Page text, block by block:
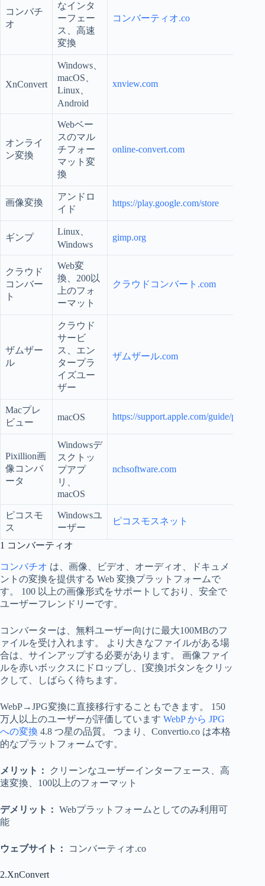
コンバチ
オ
なインタ
ーフェー
ス、高速
変換
コンバーティオ.co
XnConvert
Windows、
macOS、
Linux、
Android
xnview.com
オンライ
ン変換
Webベー
スのマル
チフォー
マット変
換
online-convert.com
画像変換
アンドロ
イド
https://play.google.com/store
ギンプ
Linux、
Windows
gimp.org
クラウド
コンバー
ト
Web変
換、200以
上のフォ
ーマット
クラウドコンバート.com
ザムザー
ル
クラウド
サービ
ス、エン
タープラ
イズユー
ザー
ザムザール.com
Macプレ
ビュー
macOS https://support.apple.com/guide/preview
Pixillion画
像コンバ
ータ
Windowsデ
スクトッ
プアプ
リ、
macOS
nchsoftware.com
ピコスモ
ス
Windowsユ
ーザー
ピコスモスネット
1 コンバーティオ
コンバチオ は、画像、ビデオ、オーディオ、ドキュメ
ントの変換を提供する Web 変換プラットフォームで
す。 100 以上の画像形式をサポートしており、安全で
ユーザーフレンドリーです。
コンバーターは、無料ユーザー向けに最大100MBのフ
ァイルを受け入れます。 より大きなファイルがある場
合は、サインアップする必要があります。 画像ファイ
ルを赤いボックスにドロップし、[変換]ボタンをクリッ
クして、しばらく待ちます。
WebP→JPG変換に直接移行することもできます。 150
万人以上のユーザーが評価しています WebP から JPG
への変換 4.8 つ星の品質。 つまり、Convertio.co は本格
的なプラットフォームです。
メリット：
クリーンなユーザーインターフェース、高
速変換、100以上のフォーマット
デメリット： Webプラットフォームとしてのみ利用可
能
ウェブサイト： コンバーティオ.co
2.XnConvert